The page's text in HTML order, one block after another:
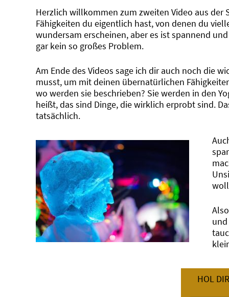
Herzlich willkommen zum zweiten Video aus der
Fähigkeiten du eigentlich hast, von denen du
wundersam erscheinen, aber es ist spannend
gar kein so großes Problem.
Am Ende des Videos sage ich dir auch noch die
musst, um mit deinen übernatürlichen
wo werden sie beschrieben? Sie werden in den
heißt, das sind Dinge, die wirklich erprobt sind.
tatsächlich.
HOL